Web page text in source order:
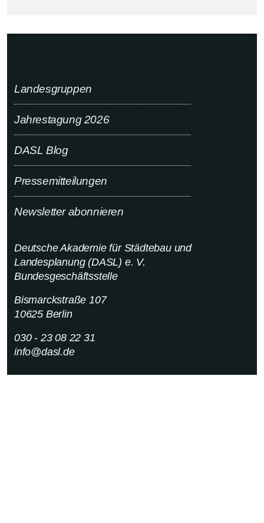
Landesgruppen
Jahrestagung 2026
DASL Blog
Pressemitteilungen
Newsletter abonnieren
Deutsche Akademie für Städtebau und
Landesplanung (DASL) e. V.
Bundesgeschäftsstelle
Bismarckstraße 107
10625 Berlin
030 - 23 08 22 31
info@dasl.de